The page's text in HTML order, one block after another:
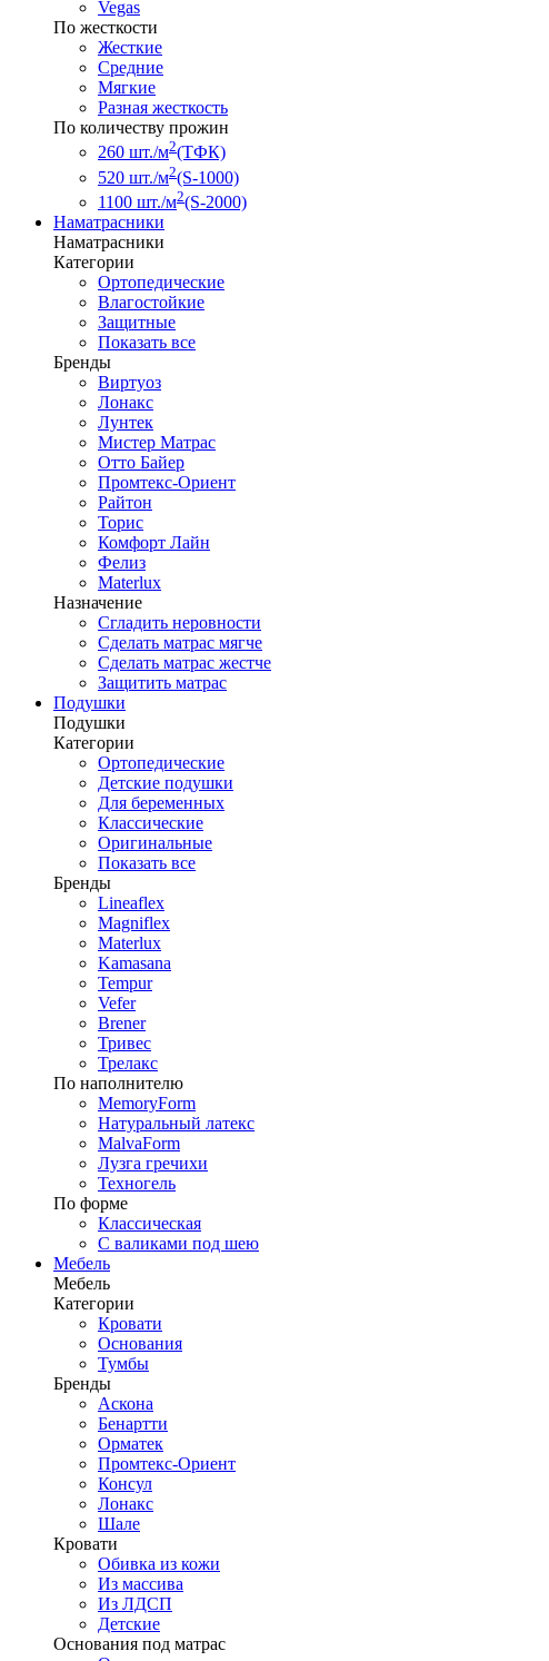
Vegas
По жесткости
Жесткие
Средние
Мягкие
Разная жесткость
По количеству прожин
260 шт./м2(ТФК)
520 шт./м2(S-1000)
1100 шт./м2(S-2000)
Наматрасники
Наматрасники
Категории
Ортопедические
Влагостойкие
Защитные
Показать все
Бренды
Виртуоз
Лонакс
Лунтек
Мистер Матрас
Отто Байер
Промтекс-Ориент
Райтон
Торис
Комфорт Лайн
Фелиз
Materlux
Назначение
Сгладить неровности
Сделать матрас мягче
Сделать матрас жестче
Защитить матрас
Подушки
Подушки
Категории
Ортопедические
Детские подушки
Для беременных
Классические
Оригинальные
Показать все
Бренды
Lineaflex
Magniflex
Materlux
Kamasana
Tempur
Vefer
Brener
Тривес
Трелакс
По наполнителю
MemoryForm
Натуральный латекс
MalvaForm
Лузга гречихи
Техногель
По форме
Классическая
С валиками под шею
Мебель
Мебель
Категории
Кровати
Основания
Тумбы
Бренды
Аскона
Бенартти
Орматек
Промтекс-Ориент
Консул
Лонакс
Шале
Кровати
Обивка из кожи
Из массива
Из ЛДСП
Детские
Основания под матрас